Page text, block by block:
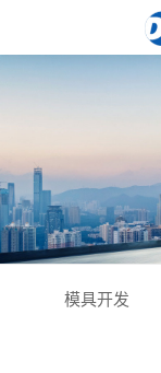
模具开发